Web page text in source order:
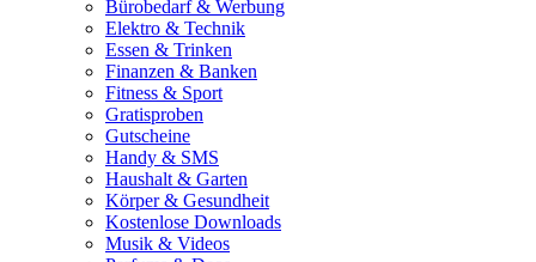
Bürobedarf & Werbung
Elektro & Technik
Essen & Trinken
Finanzen & Banken
Fitness & Sport
Gratisproben
Gutscheine
Handy & SMS
Haushalt & Garten
Körper & Gesundheit
Kostenlose Downloads
Musik & Videos